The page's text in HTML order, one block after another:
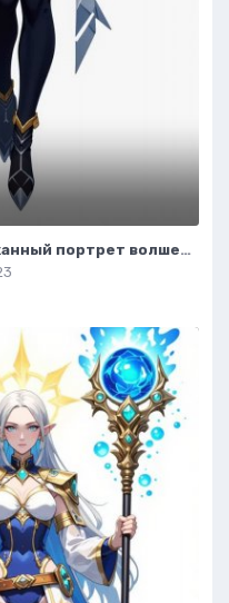
Хронометра: Изысканный портрет волшебницы времени и моды. Изображение из нейронной сети Flux Ai